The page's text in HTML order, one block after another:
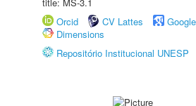
Orcid
CV Lattes
Dimensions
Repositório Institucional UNESP